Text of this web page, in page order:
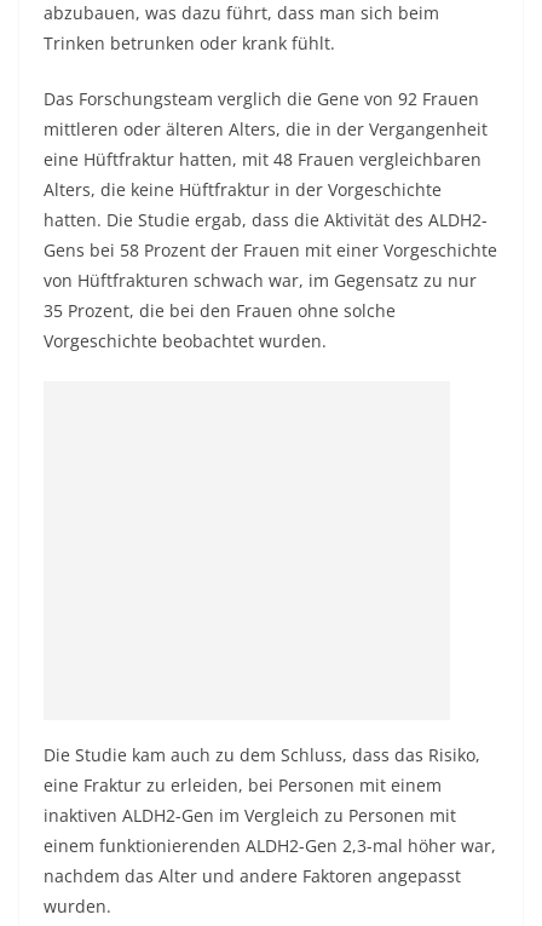
abzubauen, was dazu führt, dass man sich beim
Trinken betrunken oder krank fühlt.
Das Forschungsteam verglich die Gene von 92 Frauen
mittleren oder älteren Alters, die in der Vergangenheit
eine Hüftfraktur hatten, mit 48 Frauen vergleichbaren
Alters, die keine Hüftfraktur in der Vorgeschichte
hatten. Die Studie ergab, dass die Aktivität des ALDH2-
Gens bei 58 Prozent der Frauen mit einer Vorgeschichte
von Hüftfrakturen schwach war, im Gegensatz zu nur
35 Prozent, die bei den Frauen ohne solche
Vorgeschichte beobachtet wurden.
Die Studie kam auch zu dem Schluss, dass das Risiko,
eine Fraktur zu erleiden, bei Personen mit einem
inaktiven ALDH2-Gen im Vergleich zu Personen mit
einem funktionierenden ALDH2-Gen 2,3-mal höher war,
nachdem das Alter und andere Faktoren angepasst
wurden.